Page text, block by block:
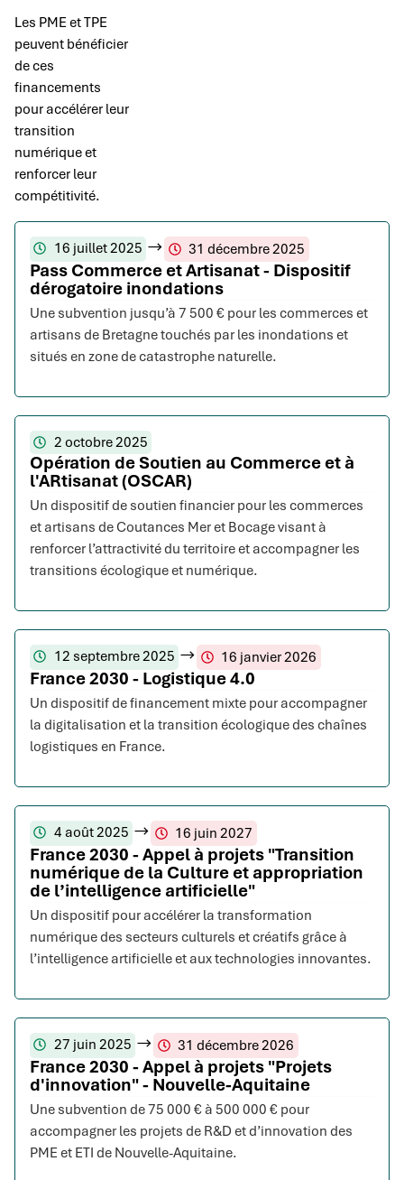
Les PME et TPE
peuvent bénéficier
de ces
financements
pour accélérer leur
transition
numérique et
renforcer leur
compétitivité.
16 juillet 2025 31 décembre 2025
Pass Commerce et Artisanat - Dispositif
dérogatoire inondations
Une subvention jusqu’à 7 500 € pour les commerces et
artisans de Bretagne touchés par les inondations et
situés en zone de catastrophe naturelle.
2 octobre 2025
Opération de Soutien au Commerce et à
l'ARtisanat (OSCAR)
Un dispositif de soutien financier pour les commerces
et artisans de Coutances Mer et Bocage visant à
renforcer l’attractivité du territoire et accompagner les
transitions écologique et numérique.
12 septembre 2025 16 janvier 2026
France 2030 - Logistique 4.0
Un dispositif de financement mixte pour accompagner
la digitalisation et la transition écologique des chaînes
logistiques en France.
4 août 2025 16 juin 2027
France 2030 - Appel à projets "Transition
numérique de la Culture et appropriation
de l’intelligence artificielle"
Un dispositif pour accélérer la transformation
numérique des secteurs culturels et créatifs grâce à
l’intelligence artificielle et aux technologies innovantes.
27 juin 2025 31 décembre 2026
France 2030 - Appel à projets "Projets
d'innovation" - Nouvelle-Aquitaine
Une subvention de 75 000 € à 500 000 € pour
accompagner les projets de R&D et d’innovation des
PME et ETI de Nouvelle-Aquitaine.